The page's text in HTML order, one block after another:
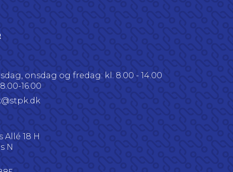
onsdag og fredag: kl. 8.00 - 14.00
16.00
Allé 18 H
N